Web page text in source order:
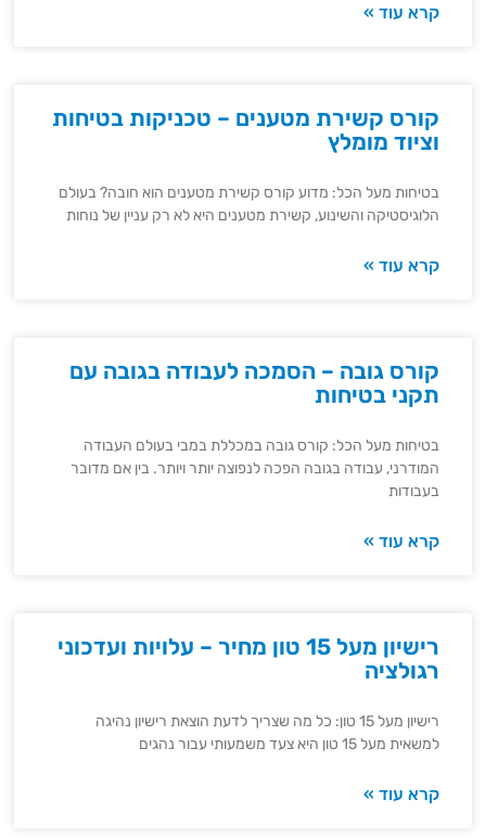
קרא עוד »
קורס קשירת מטענים – טכניקות בטיחות
וציוד מומלץ
בטיחות מעל הכל: מדוע קורס קשירת מטענים הוא חובה? בעולם
הלוגיסטיקה והשינוע, קשירת מטענים היא לא רק עניין של נוחות
קרא עוד »
קורס גובה – הסמכה לעבודה בגובה עם
תקני בטיחות
בטיחות מעל הכל: קורס גובה במכללת במבי בעולם העבודה
המודרני, עבודה בגובה הפכה לנפוצה יותר ויותר. בין אם מדובר
בעבודות
קרא עוד »
רישיון מעל 15 טון מחיר – עלויות ועדכוני
רגולציה
רישיון מעל 15 טון: כל מה שצריך לדעת הוצאת רישיון נהיגה
למשאית מעל 15 טון היא צעד משמעותי עבור נהגים
קרא עוד »